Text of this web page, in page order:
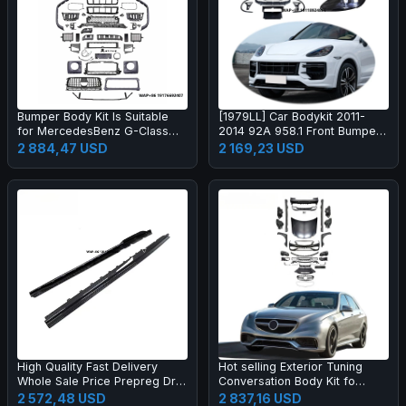
Bumper Body Kit Is Suitable
for MercedesBenz G-Class
W464 to W465 G63 OLD to
2 884,47 USD
[1979LL] Car Bodykit 2011-
2014 92A 958.1 Front Bumper
Upgrade to 2024 2025 Turbo
GT Style Body Kit for Cayenne
2 169,23 USD
High Quality Fast Delivery
Whole Sale Price Prepreg Dry
Carbon Fiber Performance
2 572,48 USD
Hot selling Exterior Tuning
Conversation Body Kit fo
2009-2012 Auto Parts Car
2 837,16 USD